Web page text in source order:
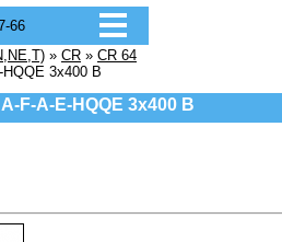
66
» CR » CR 64
3х400 В
F-A-E-HQQE 3х400 В